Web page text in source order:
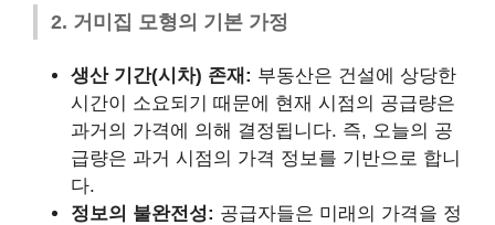
2. 거미집 모형의 기본 가정
생산 기간(시차) 존재: 부동산은 건설에 상당한
시간이 소요되기 때문에 현재 시점의 공급량은
과거의 가격에 의해 결정됩니다. 즉, 오늘의 공
급량은 과거 시점의 가격 정보를 기반으로 합니
다.
정보의 불완전성: 공급자들은 미래의 가격을 정